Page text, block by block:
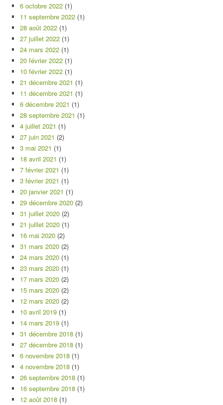
6 octobre 2022 (1)
11 septembre 2022 (1)
28 août 2022 (1)
27 juillet 2022 (1)
24 mars 2022 (1)
20 février 2022 (1)
10 février 2022 (1)
21 décembre 2021 (1)
11 décembre 2021 (1)
6 décembre 2021 (1)
28 septembre 2021 (1)
4 juillet 2021 (1)
27 juin 2021 (2)
3 mai 2021 (1)
18 avril 2021 (1)
7 février 2021 (1)
3 février 2021 (1)
20 janvier 2021 (1)
29 décembre 2020 (2)
31 juillet 2020 (2)
21 juillet 2020 (1)
16 mai 2020 (2)
31 mars 2020 (2)
24 mars 2020 (1)
23 mars 2020 (1)
17 mars 2020 (2)
15 mars 2020 (2)
12 mars 2020 (2)
10 avril 2019 (1)
14 mars 2019 (1)
31 décembre 2018 (1)
27 décembre 2018 (1)
6 novembre 2018 (1)
4 novembre 2018 (1)
26 septembre 2018 (1)
16 septembre 2018 (1)
12 août 2018 (1)